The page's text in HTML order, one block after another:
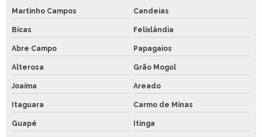
Martinho Campos Candeias
Bicas Felixlândia
Abre Campo Papagaios
Alterosa Grão Mogol
Joaíma Areado
Itaguara Carmo de Minas
Guapé Itinga